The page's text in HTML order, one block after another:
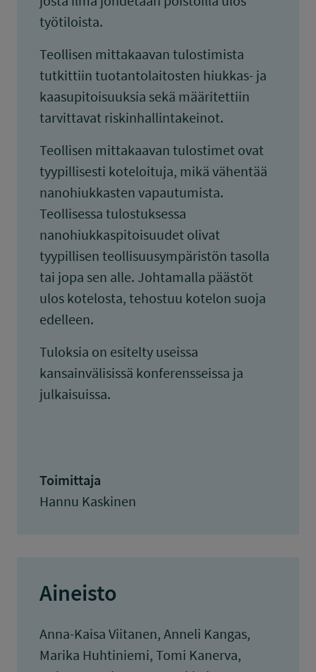
työtiloista.
Teollisen mittakaavan tulostimista
tutkittiin tuotantolaitosten hiukkas- ja
kaasupitoisuuksia sekä määritettiin
tarvittavat riskinhallintakeinot.
Teollisen mittakaavan tulostimet ovat
tyypillisesti koteloituja, mikä vähentää
nanohiukkasten vapautumista.
Teollisessa tulostuksessa
nanohiukkaspitoisuudet olivat
tyypillisen teollisuusympäristön tasolla
tai jopa sen alle. Johtamalla päästöt
ulos kotelosta, tehostuu kotelon suoja
edelleen.
Tuloksia on esitelty useissa
kansainvälisissä konferensseissa ja
julkaisuissa.
Toimittaja
Hannu Kaskinen
Aineisto
Anna-Kaisa Viitanen, Anneli Kangas,
Marika Huhtiniemi, Tomi Kanerva,